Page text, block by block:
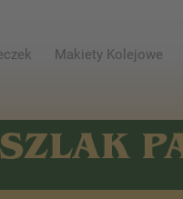
Makiety Kolejowe